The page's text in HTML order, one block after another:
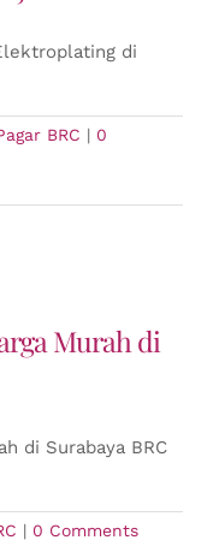
di
BRC | 0
Murah di
di Surabaya BRC
| 0 Comments